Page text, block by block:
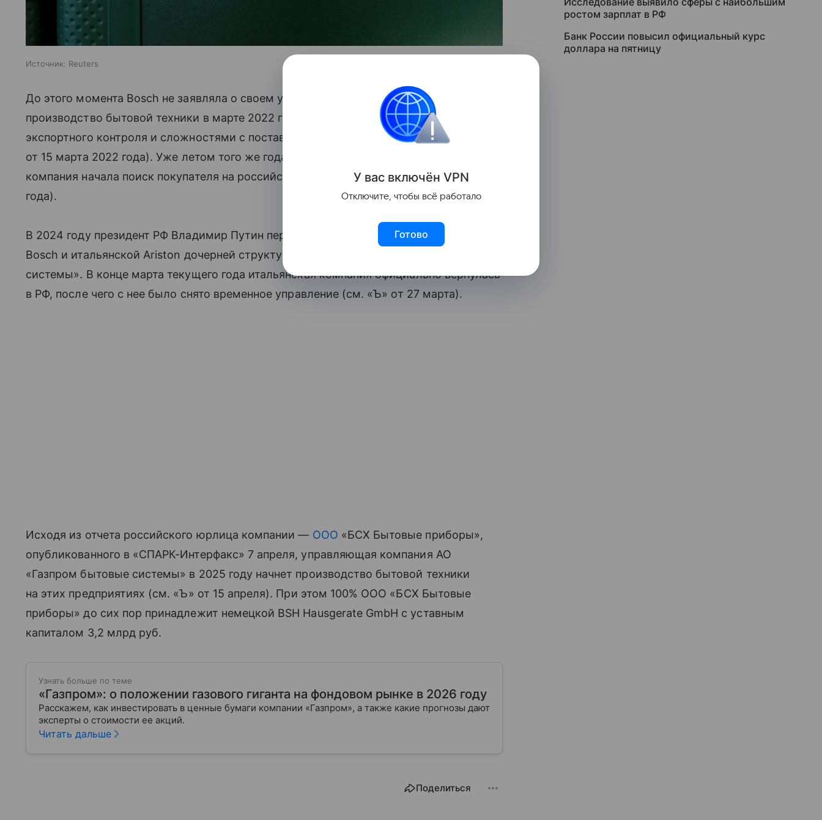
Источник: Reuters
До этого момента Bosch не заявляла о своем уходе из РФ, но остановила локальное
производство бытовой техники в марте 2022 года, аргументируя это ужесточением
экспортного контроля и сложностями с поставками компонентов из Европы (см. «Ъ»
от 15 марта 2022 года). Уже летом того же года стало известно, что немецкая
компания начала поиск покупателя на российские активы (см. «Ъ» от 22 августа 2022
года).
В 2024 году президент РФ Владимир Путин передал во временное управление заводы
Bosch и итальянской Ariston дочерней структуре «Газпрома» — АО «
системы». В конце марта текущего года итальянская компания официально вернулась
в РФ, после чего с нее было снято временное управление (см. «Ъ» от 27 марта).
Исходя из отчета российского юрлица компании — ООО «БСХ Бытовые приборы»,
опубликованного в «СПАРК-Интерфакс» 7 апреля, управляющая компания АО
«Газпром бытовые системы» в 2025 году начнет производство бытовой техники
на этих предприятиях (см. «Ъ» от 15 апреля). При этом 100% ООО «БСХ Бытовые
приборы» до сих пор принадлежит немецкой BSH Hausgerate GmbH с уставным
капиталом 3,2 млрд руб.
Узнать больше по теме
«Газпром»: о положении газового гиганта на фондовом рынке в 2026 году
Расскажем, как инвестировать в ценные бумаги компании «Газпром», а также какие прогнозы дают
эксперты о стоимости ее акций.
Читать дальше
Поделиться
ростом зарплат в РФ
Банк России повысил официальный курс
доллара на пятницу
У вас включён VPN
Отключите, чтобы всё работало
Готово